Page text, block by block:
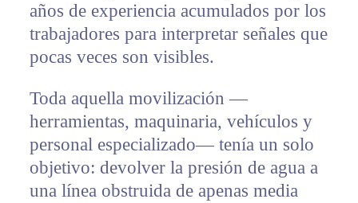
años de experiencia acumulados por los
trabajadores para interpretar señales que
pocas veces son visibles.
Toda aquella movilización —
herramientas, maquinaria, vehículos y
personal especializado— tenía un solo
objetivo: devolver la presión de agua a
una línea obstruida de apenas media